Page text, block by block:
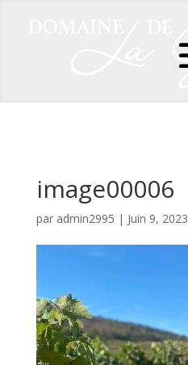
image00006
par admin2995 | Juin 9, 2023